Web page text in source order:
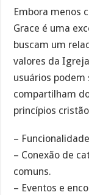
Embora menos
Grace é uma
buscam um
valores da
usuários podem
compartilham
princípios
–
– Conexão de
comuns.
– Eventos e